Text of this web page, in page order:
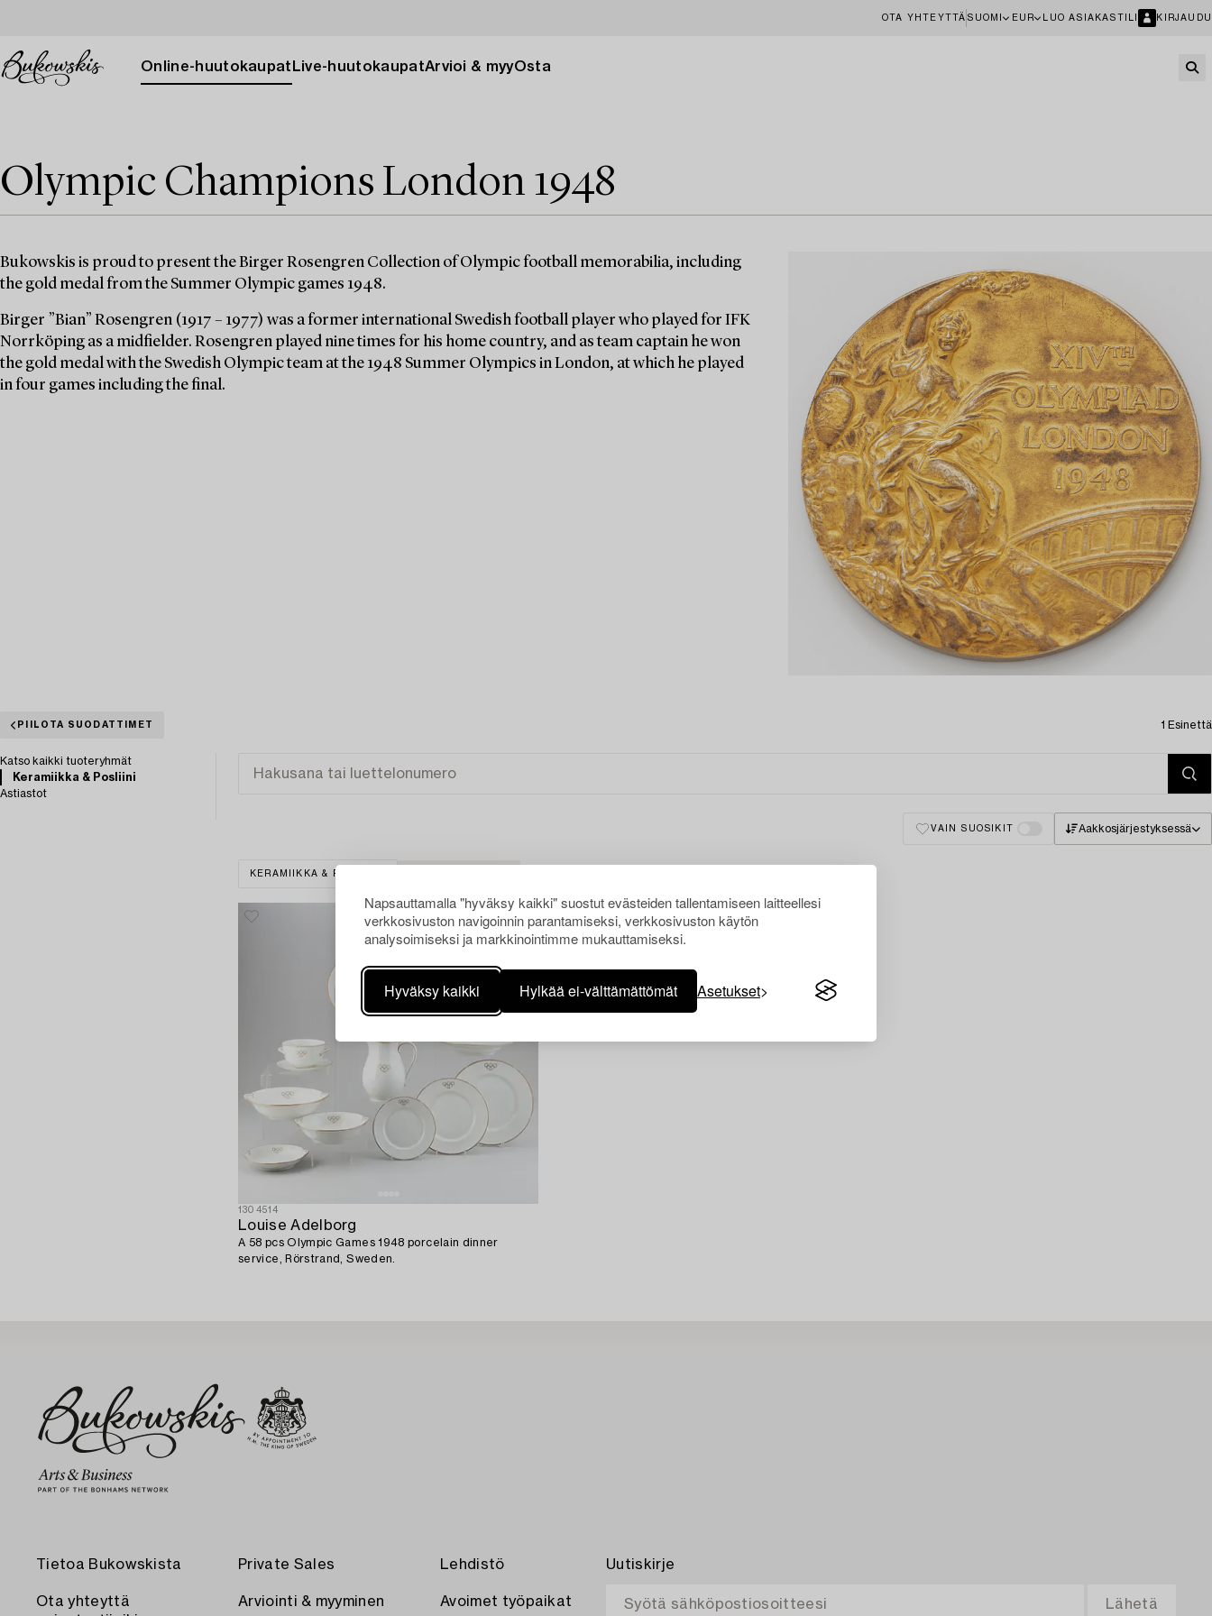
Napsauttamalla "hyväksy kaikki" suostut evästeiden tallentamiseen laitteellesi
verkkosivuston navigoinnin parantamiseksi, verkkosivuston käytön
analysoimiseksi ja markkinointimme mukauttamiseksi.
Hyväksy kaikki Hylkää ei-välttämättömät Asetukset
OTA YHTEYTTÄ SUOMI EUR LUO ASIAKASTILI KIRJAUDU
Online-huutokaupat Live-huutokaupatArvioi & myyOsta
Olympic Champions London 1948
Bukowskis is proud to present the Birger Rosengren Collection of Olympic football memorabilia, including
the gold medal from the Summer Olympic games 1948.
Birger ”Bian” Rosengren (1917 – 1977) was a former international Swedish football player who played for IFK
Norrköping as a midfielder. Rosengren played nine times for his home country, and as team captain he won
the gold medal with the Swedish Olympic team at the 1948 Summer Olympics in London, at which he played
in four games including the final.
PIILOTA SUODATTIMET 1 Esinettä
Katso kaikki tuoteryhmät
Keramiikka & Posliini
Astiastot
VAIN SUOSIKIT Aakkosjärjestyksessä
KERAMIIKKA & POSLIINI
1304514
Louise Adelborg
A 58 pcs Olympic Games 1948 porcelain dinner
service, Rörstrand, Sweden.
Tietoa Bukowskista
Ota yhteyttä
Private Sales
Arviointi & myyminen
Lehdistö
Avoimet työpaikat
Uutiskirje